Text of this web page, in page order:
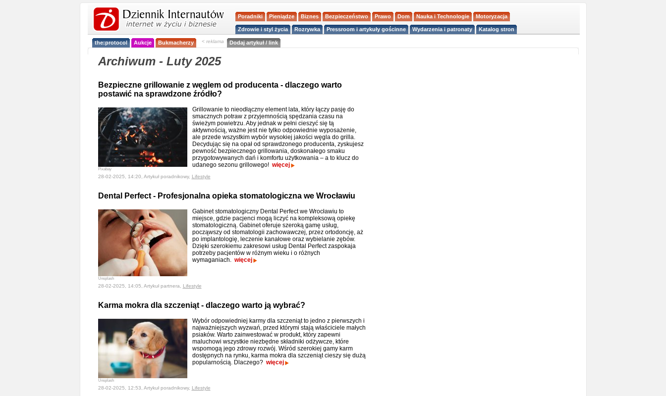
Poradniki Pieniądze Biznes Bezpieczeństwo Prawo Dom Nauka i Technologie Motoryzacja
Zdrowie i styl życia Rozrywka Pressroom i artykuły gościnne Wydarzenia i patronaty Katalog stron
the:protocol Aukcje Bukmacherzy < reklama Dodaj artykuł / link
Archiwum - Luty 2025
Bezpieczne grillowanie z węglem od producenta - dlaczego warto
postawić na sprawdzone źródło?
Pixabay
Grillowanie to nieodłączny element lata, który łączy pasję do
smacznych potraw z przyjemnością spędzania czasu na
świeżym powietrzu. Aby jednak w pełni cieszyć się tą
aktywnością, ważne jest nie tylko odpowiednie wyposażenie,
ale przede wszystkim wybór wysokiej jakości węgla do grilla.
Decydując się na opał od sprawdzonego producenta, zyskujesz
pewność bezpiecznego grillowania, doskonałego smaku
przygotowywanych dań i komfortu użytkowania – a to klucz do
udanego sezonu grillowego! więcej
28-02-2025, 14:20, Artykuł poradnikowy, Lifestyle
Dental Perfect - Profesjonalna opieka stomatologiczna we Wrocławiu
Unsplash
Gabinet stomatologiczny Dental Perfect we Wrocławiu to
miejsce, gdzie pacjenci mogą liczyć na kompleksową opiekę
stomatologiczną. Gabinet oferuje szeroką gamę usług,
począwszy od stomatologii zachowawczej, przez ortodoncję, aż
po implantologię, leczenie kanałowe oraz wybielanie zębów.
Dzięki szerokiemu zakresowi usług Dental Perfect zaspokaja
potrzeby pacjentów w różnym wieku i o różnych
wymaganiach. więcej
28-02-2025, 14:05, Artykuł partnera, Lifestyle
Karma mokra dla szczeniąt - dlaczego warto ją wybrać?
Unsplash
Wybór odpowiedniej karmy dla szczeniąt to jedno z pierwszych i
najważniejszych wyzwań, przed którymi stają właściciele małych
psiaków. Warto zainwestować w produkt, który zapewni
maluchowi wszystkie niezbędne składniki odżywcze, które
wspomogą jego zdrowy rozwój. Wśród szerokiej gamy karm
dostępnych na rynku, karma mokra dla szczeniąt cieszy się dużą
popularnością. Dlaczego? więcej
28-02-2025, 12:53, Artykuł poradnikowy, Lifestyle